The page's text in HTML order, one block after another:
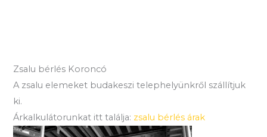
Zsalu bérlés Koroncó
A zsalu elemeket budakeszi telephelyünkről szállítjuk
ki.
Árkalkulátorunkat itt találja: zsalu bérlés árak